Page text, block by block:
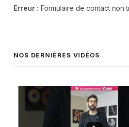
Erreur : Formulaire de contact non
NOS DERNIÈRES VIDÉOS